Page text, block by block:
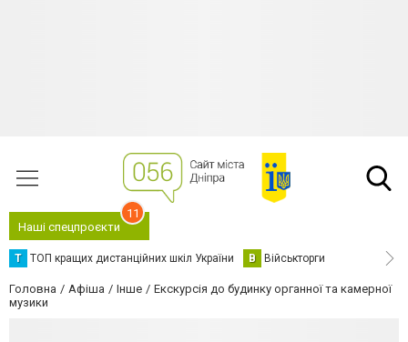
Наші спецпроєкти
11
Т ТОП кращих дистанційних шкіл України В Військторги
Головна Афіша Інше
Екскурсія до будинку органної та камерної
музики